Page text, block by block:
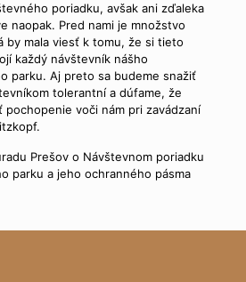
poriadku, avšak ani zďaleka
naopak. Pred nami je množstvo
by mala viesť k tomu, že si tieto
každý návštevník nášho
parku. Aj preto sa budeme snažiť
tolerantní a dúfame, že
voči nám pri zavádzaní
Prešov o Návštevnom poriadku
parku a jeho ochranného pásma